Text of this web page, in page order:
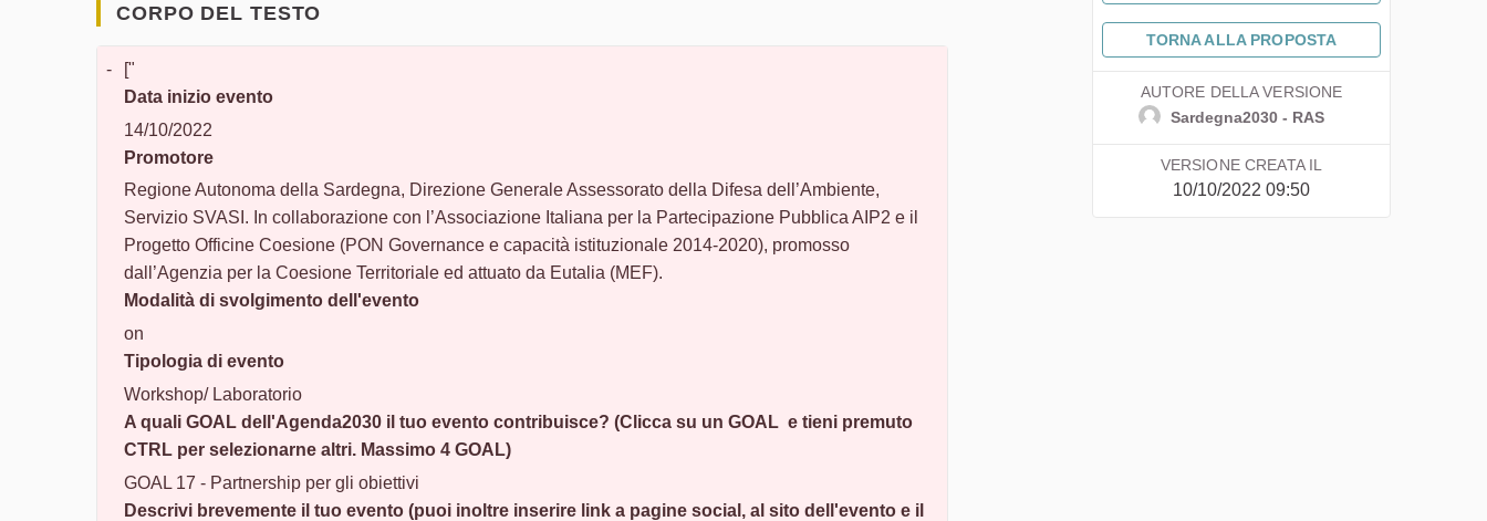
CORPO DEL TESTO
-
["
Data inizio evento
14/10/2022
Promotore
Regione Autonoma della Sardegna, Direzione Generale Assessorato della Difesa dell’Ambiente,
Servizio SVASI. In collaborazione con l’Associazione Italiana per la Partecipazione Pubblica AIP2 e il
Progetto Officine Coesione (PON Governance e capacità istituzionale 2014-2020), promosso
dall’Agenzia per la Coesione Territoriale ed attuato da Eutalia (MEF).
Modalità di svolgimento dell'evento
on
Tipologia di evento
Workshop/ Laboratorio
A quali GOAL dell'Agenda2030 il tuo evento contribuisce? (Clicca su un GOAL e tieni premuto
CTRL per selezionarne altri. Massimo 4 GOAL)
GOAL 17 - Partnership per gli obiettivi
Descrivi brevemente il tuo evento (puoi inoltre inserire link a pagine social, al sito dell'evento e il
TORNA ALLA PROPOSTA
AUTORE DELLA VERSIONE
Sardegna2030 - RAS
VERSIONE CREATA IL
10/10/2022 09:50